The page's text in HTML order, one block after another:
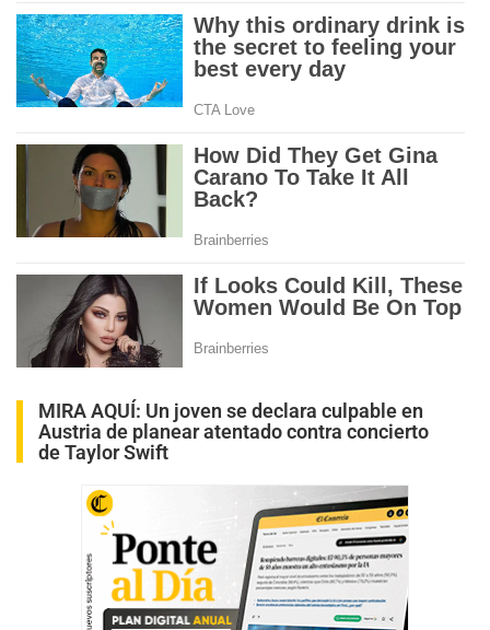
MIRA AQUÍ: Un joven se declara culpable en
Austria de planear atentado contra concierto
de Taylor Swift